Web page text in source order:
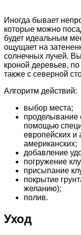
Иногда бывает
которые можно
будет идеальным
ощущает на
солнечных лучей.
кроной деревьев,
также с северной
Алгоритм действий:
выбор места;
проделывание
помощью
европейских и
американских;
добавление
погружение
присыпание
покрытие
желанию);
полив.
Уход